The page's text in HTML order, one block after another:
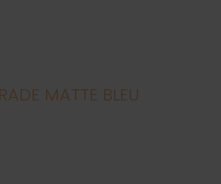
MATTE BLEU